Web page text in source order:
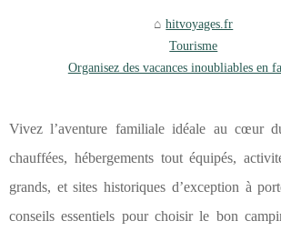
hitvoyages.fr
Tourisme
Organisez des vacances inoubliables en
Vivez l’aventure familiale idéale au cœur
chauffées, hébergements tout équipés,
grands, et sites historiques d’exception à
conseils essentiels pour choisir le bon